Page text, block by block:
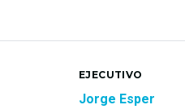
EJECUTIVO
Jorge Esper